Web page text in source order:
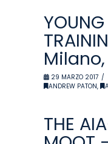
29 MARZO 2017
ANDREW PATON,
THE